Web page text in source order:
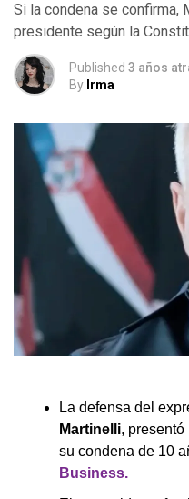
Si la condena se confirma,
presidente según la
Published 3 años
By Irma
La defensa del
Martinelli, presentó
su condena de 10
Business.